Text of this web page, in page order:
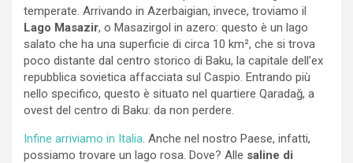
temperate. Arrivando in Azerbaigian, invece, troviamo il
Lago Masazir, o Masazirgol in azero: questo è un lago
salato che ha una superficie di circa 10 km², che si trova
poco distante dal centro storico di Baku, la capitale dell’ex
repubblica sovietica affacciata sul Caspio. Entrando più
nello specifico, questo è situato nel quartiere Qaradağ, a
ovest del centro di Baku: da non perdere.
Infine arriviamo in Italia. Anche nel nostro Paese, infatti,
possiamo trovare un lago rosa. Dove? Alle saline di